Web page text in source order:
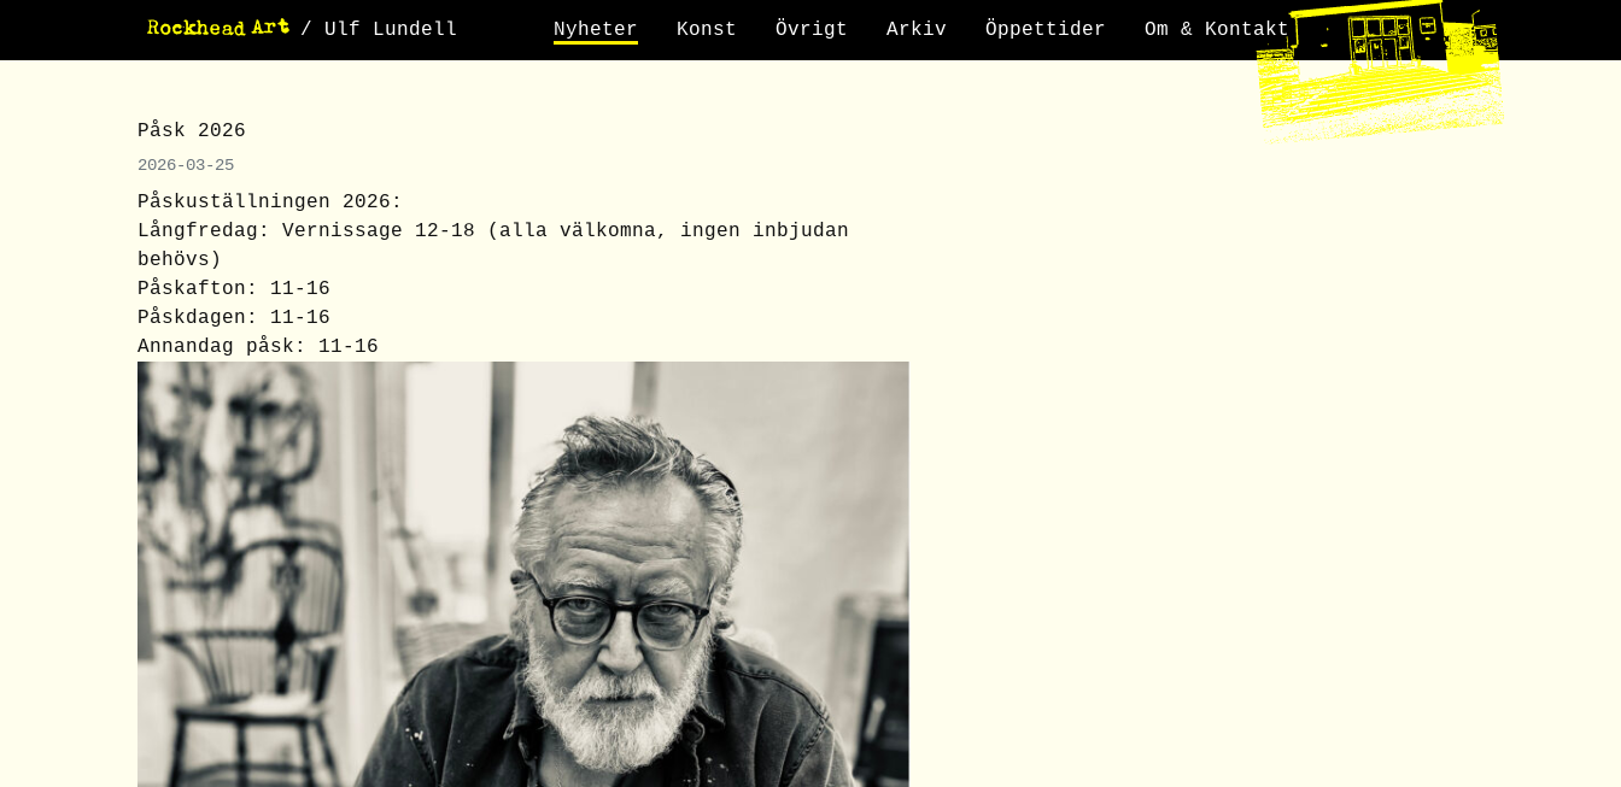
/ Ulf Lundell Nyheter Konst Övrigt Arkiv Öppettider Om & Kontakt
Påsk 2026
2026-03-25
Påskuställningen 2026:
Långfredag: Vernissage 12-18 (alla välkomna, ingen inbjudan
behövs)
Påskafton: 11-16
Påskdagen: 11-16
Annandag påsk: 11-16